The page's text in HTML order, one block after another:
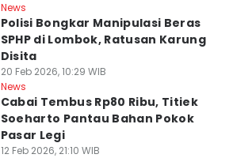
News
Polisi Bongkar Manipulasi Beras
SPHP di Lombok, Ratusan Karung
Disita
20 Feb 2026, 10:29 WIB
News
Cabai Tembus Rp80 Ribu, Titiek
Soeharto Pantau Bahan Pokok
Pasar Legi
12 Feb 2026, 21:10 WIB